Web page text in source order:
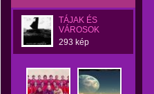
TÁJAK ÉS
VÁROSOK
293 kép